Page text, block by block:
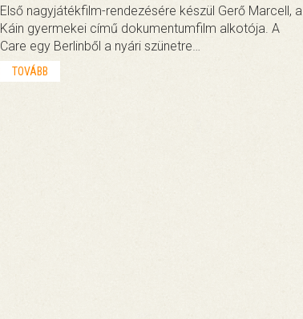
Első nagyjátékfilm-rendezésére készül Gerő Marcell, a
Káin gyermekei című dokumentumfilm alkotója. A
Care egy Berlinből a nyári szünetre…
TOVÁBB